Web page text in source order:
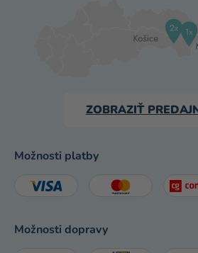
ZOBRAZIŤ
Možnosti platby
Možnosti dopravy